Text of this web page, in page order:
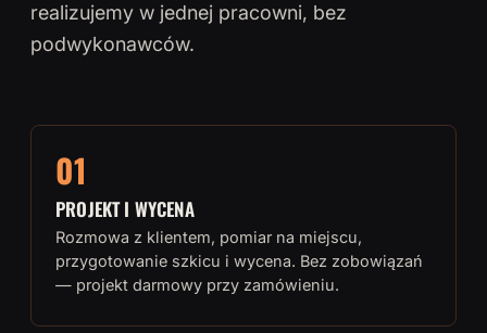
realizujemy w jednej pracowni, bez
podwykonawców.
01
PROJEKT I WYCENA
Rozmowa z klientem, pomiar na miejscu,
przygotowanie szkicu i wycena. Bez zobowiązań
— projekt darmowy przy zamówieniu.